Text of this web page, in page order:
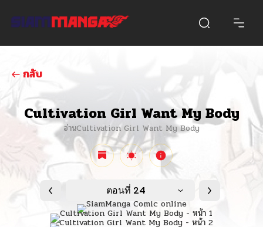
กลับ
Cultivation Girl Want My Body
อ่านCultivation Girl Want My Body
ตอนที่ 24